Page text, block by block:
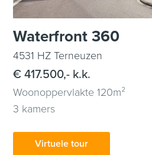
Waterfront 360
4531 HZ Terneuzen
€ 417.500,- k.k.
Woonoppervlakte 120m²
3 kamers
Virtuele tour